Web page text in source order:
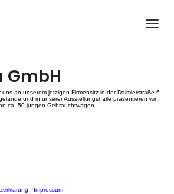
4
GmbH
an unserem jetzigen Firmensitz in der Daimlerstraße 6.
und in unserer Ausstellungshalle präsentieren wir
ca. 50 jungen Gebrauchtwagen.
Impressum